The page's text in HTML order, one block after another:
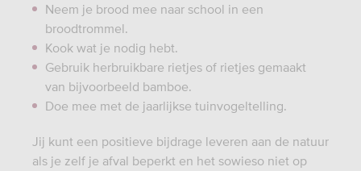
Neem je brood mee naar school in een
broodtrommel.
Kook wat je nodig hebt.
Gebruik herbruikbare rietjes of rietjes gemaakt
van bijvoorbeeld bamboe.
Doe mee met de jaarlijkse tuinvogeltelling.
Jij kunt een positieve bijdrage leveren aan de natuur
als je zelf je afval beperkt en het sowieso niet op